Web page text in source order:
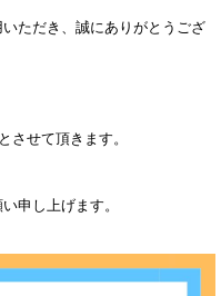
ただき、誠にありがとうござ
させて頂きます。
申し上げます。